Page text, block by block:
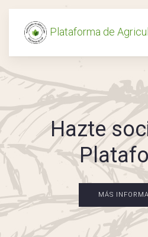
Plataforma de
Hazte
MÁS